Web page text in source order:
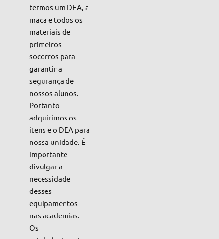
termos um DEA, a
maca e todos os
materiais de
primeiros
socorros para
garantir a
segurança de
nossos alunos.
Portanto
adquirimos os
itens e o DEA para
nossa unidade. É
importante
divulgar a
necessidade
desses
equipamentos
nas academias.
Os